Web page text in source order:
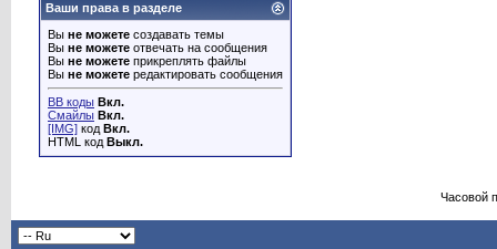
Ваши права в разделе
Вы не можете создавать темы
Вы не можете отвечать на сообщения
Вы не можете прикреплять файлы
Вы не можете редактировать сообщения
BB коды Вкл.
Смайлы Вкл.
[IMG] код Вкл.
HTML код Выкл.
Часовой